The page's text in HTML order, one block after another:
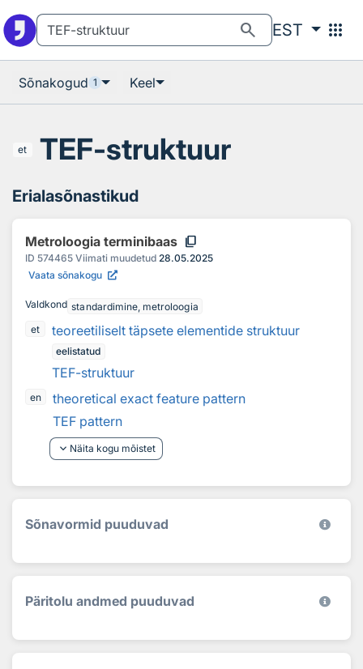
search EST apps
Sõnakogud 1 Keel
et TEF-struktuur
Erialasõnastikud
Metroloogia terminibaas content_copy
ID 574465 Viimati muudetud 28.05.2025
Vaata sõnakogu
Valdkond standardimine, metroloogia
et
teoreetiliselt täpsete elementide struktuur
eelistatud
TEF-struktuur
en
theoretical exact feature pattern
TEF pattern
keyboard_arrow_down Näita kogu mõistet
Sõnavormid puuduvad
Päritolu andmed puuduvad